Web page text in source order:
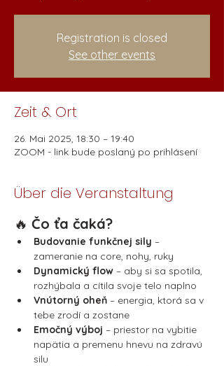
Registration is closed
See other events
Zeit & Ort
26. Mai 2025, 18:30 – 19:40
ZOOM - link bude poslaný po prihlásení
Über die Veranstaltung
🔥 Čo ťa čaká?
Budovanie funkčnej sily –
zameranie na core, nohy, ruky
Dynamický flow – aby si sa spotila,
rozhýbala a cítila svoje telo naplno
Vnútorný oheň – energia, ktorá sa v
tebe zrodí a zostane
Emočný výboj – priestor na vybitie
napätia a premenu hnevu na zdravú
silu